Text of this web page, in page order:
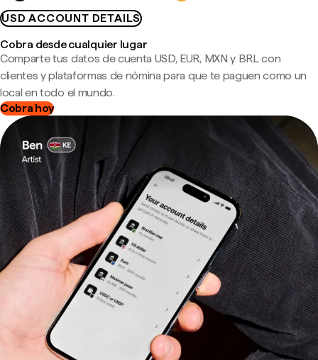
USD ACCOUNT DETAILS
Cobra desde cualquier lugar
Comparte tus datos de cuenta USD, EUR, MXN y BRL con
clientes y plataformas de nómina para que te paguen como un
local en todo el mundo.
Cobra hoy